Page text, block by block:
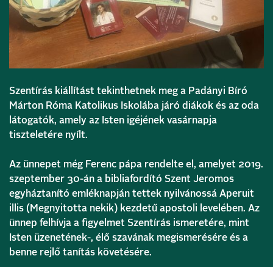
Szentírás kiállítást tekinthetnek meg a Padányi Bíró
Márton Róma Katolikus Iskolába járó diákok és az oda
látogatók, amely az Isten igéjének vasárnapja
tiszteletére nyílt.
Az ünnepet még Ferenc pápa rendelte el, amelyet 2019.
szeptember 30-án a bibliafordító Szent Jeromos
egyháztanító emléknapján tettek nyilvánossá Aperuit
illis (Megnyitotta nekik) kezdetű apostoli levelében. Az
ünnep felhívja a figyelmet Szentírás ismeretére, mint
Isten üzenetének-, élő szavának megismerésére és a
benne rejlő tanítás követésére.